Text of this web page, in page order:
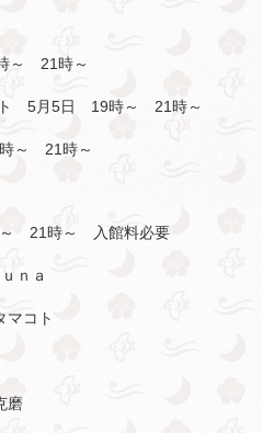
～ 21時～
5月5日 19時～ 21時～
～ 21時～
～ 21時～ 入館料必要
ｎａ
コト
磨